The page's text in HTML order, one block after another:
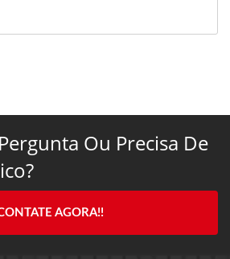
Ou Precisa De
AGORA!!